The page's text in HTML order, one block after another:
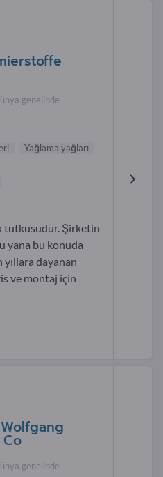
genelinde
Yağlama yağları
tutkusudur. Şirketin
yana bu konuda
dayanan
ve montaj için
genelinde